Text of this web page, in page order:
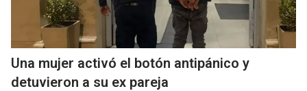
Una mujer activó el botón antipánico y
detuvieron a su ex pareja